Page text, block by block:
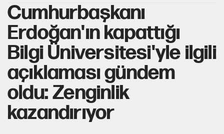
Cumhurbaşkanı
Erdoğan'ın kapattığı
Bilgi Üniversitesi'yle ilgili
açıklaması gündem
oldu: Zenginlik
kazandırıyor